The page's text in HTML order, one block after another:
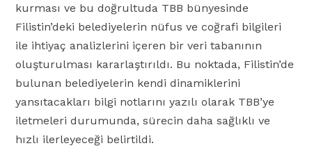
kurması ve bu doğrultuda TBB bünyesinde
Filistin’deki belediyelerin nüfus ve coğrafi bilgileri
ile ihtiyaç analizlerini içeren bir veri tabanının
oluşturulması kararlaştırıldı. Bu noktada, Filistin’de
bulunan belediyelerin kendi dinamiklerini
yansıtacakları bilgi notlarını yazılı olarak TBB’ye
iletmeleri durumunda, sürecin daha sağlıklı ve
hızlı ilerleyeceği belirtildi.